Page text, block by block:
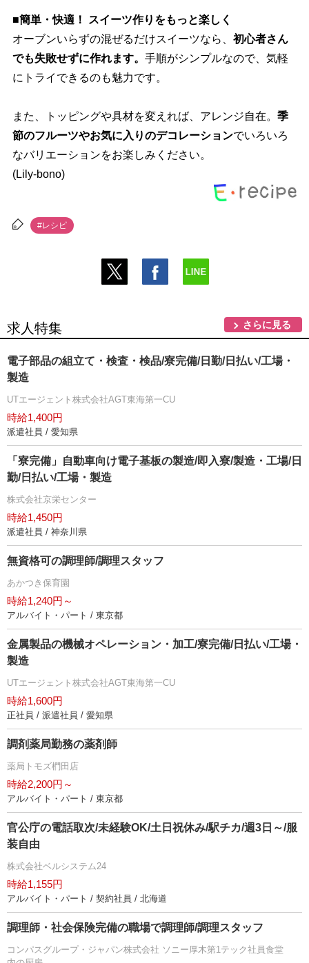
■簡単・快適！ スイーツ作りをもっと楽しく
オーブンいらずの混ぜるだけスイーツなら、 初心者さん
でも失敗せずに作れます。 手順がシンプルなので、気軽
にトライできるのも魅力です。
また、トッピングや具材を変えれば、アレンジ自在。 季
節のフルーツやお気に入りのデコレーションでいろいろ
なバリエーションをお楽しみください。
(Lily-bono)
#レシピ
求人特集 さらに見る
電子部品の組立て・検査・検品/寮完備/日勤/日払い/工場・
製造
UTエージェント株式会社AGT東海第一CU
時給1,400円
派遣社員 / 愛知県
「寮完備」自動車向け電子基板の製造/即入寮/製造・工場/日
勤/日払い/工場・製造
株式会社京栄センター
時給1,450円
派遣社員 / 神奈川県
無資格可の調理師/調理スタッフ
あかつき保育園
時給1,240円～
アルバイト・パート / 東京都
金属製品の機械オペレーション・加工/寮完備/日払い/工場・
製造
UTエージェント株式会社AGT東海第一CU
時給1,600円
正社員 / 派遣社員 / 愛知県
調剤薬局勤務の薬剤師
薬局トモズ椚田店
時給2,200円～
アルバイト・パート / 東京都
官公庁の電話取次/未経験OK/土日祝休み/駅チカ/週3日～/服
装自由
株式会社ベルシステム24
時給1,155円
アルバイト・パート / 契約社員 / 北海道
調理師・社会保険完備の職場で調理師/調理スタッフ
コンパスグループ・ジャパン株式会社 ソニー厚木第1テック社員食堂